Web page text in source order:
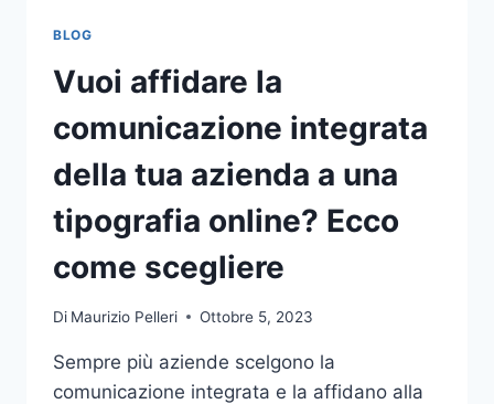
BLOG
Vuoi affidare la
comunicazione integrata
della tua azienda a una
tipografia online? Ecco
come scegliere
Di Maurizio Pelleri Ottobre 5, 2023
Sempre più aziende scelgono la
comunicazione integrata e la affidano alla